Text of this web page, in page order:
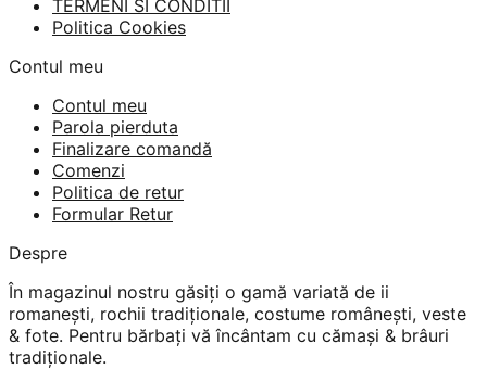
TERMENI SI CONDITII
Politica Cookies
Contul meu
Contul meu
Parola pierduta
Finalizare comandă
Comenzi
Politica de retur
Formular Retur
Despre
În magazinul nostru găsiți o gamă variată de ii
romanești, rochii tradiționale, costume românești, veste
& fote. Pentru bărbați vă încântam cu cămași & brâuri
tradiționale.